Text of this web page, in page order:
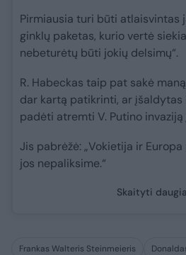
Pirmiausia turi būti atlaisvintas
ginklų paketas, kurio vertė
nebeturėtų būti jokių delsimų“.
R. Habeckas taip pat sakė
dar kartą patikrinti, ar įšaldytas
padėti atremti V. Putino invaziją
Jis pabrėžė: „Vokietija ir
jos nepaliksime.“
Skaityti
Frankas Walteris Steinmeieris